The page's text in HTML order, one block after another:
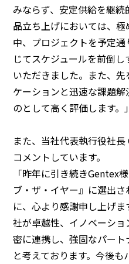
みならず、安定供給を継
品立ち上げにおいては、
中、プロジェクトを予定
じてスケジュールを前倒
いただきました。また、
ケーションと迅速な課題
のとして高く評価します。」
また、当社代表執行役社
コメントしています。
「昨年に引き続きGentex
ブ・ザ・イヤー』に選出
に、心より感謝申し上げ
社が卓越性、イノベーシ
密に連携し、強固なパー
と考えております。今後